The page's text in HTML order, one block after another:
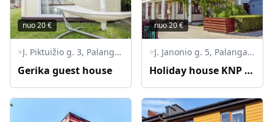
nuo20€
J. Piktuižio g. 3, Palanga, Palangos miesto savivaldybė, Lietuva
Gerika guest house
nuo20€
J. Janonio g. 5, Palanga, Palangos miesto savivaldybė, Lietuva
Holiday house KNP Palangoje